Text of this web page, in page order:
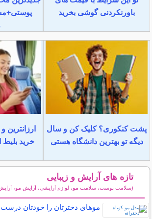
باورنکردنی گوشی بخرید
پشت کنکوری؟ کلیک کن و سال
دیگه تو بهترین دانشگاه هستی
خرید
تازه های آرایش و زیبایی
(سلامت پوست، سلامت مو، لوازم آرایشی، آرایش مو،
موهای دخترتان را خودتان درست